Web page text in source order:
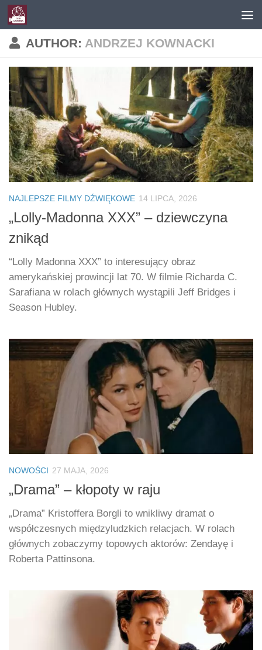
Skip to content
AUTHOR: ANDRZEJ KOWNACKI
NAJLEPSZE FILMY DŹWIĘKOWE 14 LIPCA, 2026
„Lolly-Madonna XXX” – dziewczyna
znikąd
“Lolly Madonna XXX” to interesujący obraz
amerykańskiej prowincji lat 70. W filmie Richarda C.
Sarafiana w rolach głównych wystąpili Jeff Bridges i
Season Hubley.
NOWOŚCI 27 MAJA, 2026
„Drama” – kłopoty w raju
„Drama” Kristoffera Borgli to wnikliwy dramat o
współczesnych międzyludzkich relacjach. W rolach
głównych zobaczymy topowych aktorów: Zendayę i
Roberta Pattinsona.